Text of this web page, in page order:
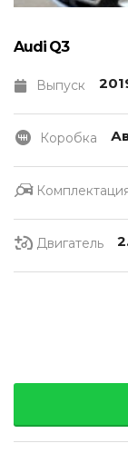
Audi Q3
Выпуск
Коробка
Двигатель